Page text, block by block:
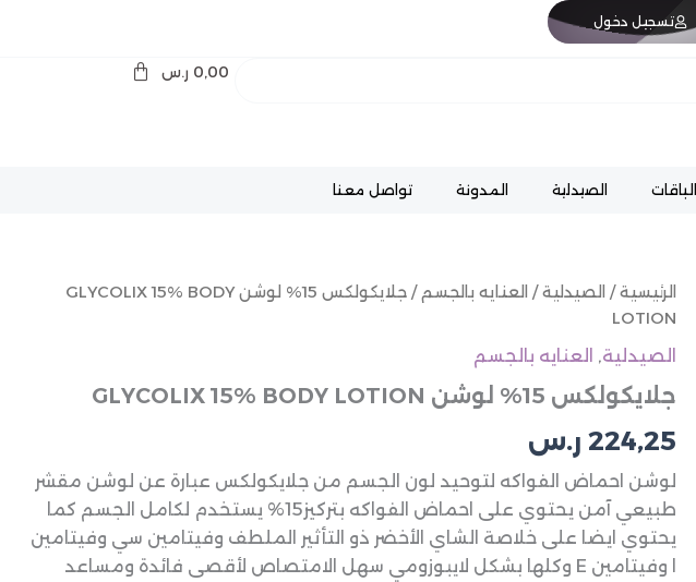
تسجيل دخول
0,00 ر.س
الباقات الصيدلية المدونة تواصل معنا
الرئيسية/ الصيدلية/ العنايه بالجسم
/ جلايكولكس 15% لوشن GLYCOLIX 15% BODY
LOTION
الصيدلية, العنايه بالجسم
جلايكولكس 15% لوشن GLYCOLIX 15% BODY LOTION
224,25 ر.س
لوشن احماض الفواكه لتوحيد لون الجسم من جلايكولكس عبارة عن لوشن مقشر
طبيعي آمن يحتوي على احماض الفواكه بتركيز15% يستخدم لكامل الجسم كما
يحتوي ايضا على خلاصة الشاي الأخضر ذو التأثير الملطف وفيتامين سي وفيتامين
ا وفيتامين E وكلها بشكل لايبوزومي سهل الامتصاص لأقصى فائدة ومساعد
كمية
جلايكولكس
لوشن
15%
LOTION